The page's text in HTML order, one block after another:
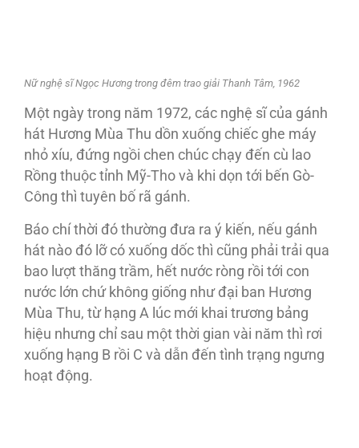
Nữ nghệ sĩ Ngọc Hương trong đêm trao giải Thanh Tâm, 1962
Một ngày trong năm 1972, các nghệ sĩ của gánh
hát Hương Mùa Thu dồn xuống chiếc ghe máy
nhỏ xíu, đứng ngồi chen chúc chạy đến cù lao
Rồng thuộc tỉnh Mỹ-Tho và khi dọn tới bến Gò-
Công thì tuyên bố rã gánh.
Báo chí thời đó thường đưa ra ý kiến, nếu gánh
hát nào đó lỡ có xuống dốc thì cũng phải trải qua
bao lượt thăng trầm, hết nước ròng rồi tới con
nước lớn chứ không giống như đại ban Hương
Mùa Thu, từ hạng A lúc mới khai trương bảng
hiệu nhưng chỉ sau một thời gian vài năm thì rơi
xuống hạng B rồi C và dẫn đến tình trạng ngưng
hoạt động.